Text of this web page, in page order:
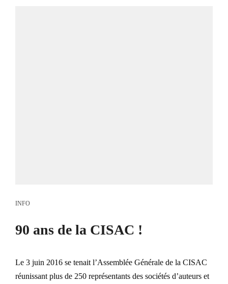
INFO
90 ans de la CISAC !
Le 3 juin 2016 se tenait l’Assemblée Générale de la CISAC
réunissant plus de 250 représentants des sociétés d’auteurs et